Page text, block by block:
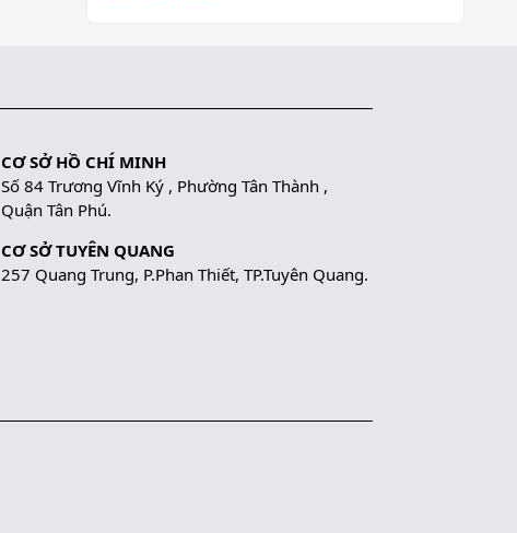
CƠ SỞ HỒ CHÍ MINH
Số 84 Trương Vĩnh Ký , Phường Tân Thành ,
Quận Tân Phú.
CƠ SỞ TUYÊN QUANG
257 Quang Trung, P.Phan Thiết, TP.Tuyên Quang.